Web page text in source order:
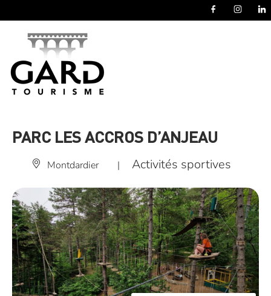
PARC LES ACCROS D’ANJEAU
Montdardier | Activités sportives